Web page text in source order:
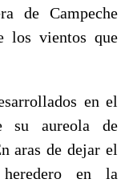
de Campeche
los vientos que
en el
su aureola de
aras de dejar el
en la